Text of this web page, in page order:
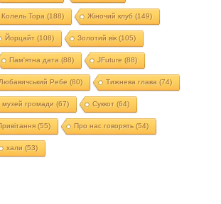
Колель Тора (188) Жіночий клуб (149)
Йорцайт (108) Золотий вік(105)
Пам'ятна дата (88) JFuture (88)
Любавичський Ребе (80) Тижнева глава (74)
музей громади (67) Суккот (64)
(55) Про нас говорять (54)
хали (53)